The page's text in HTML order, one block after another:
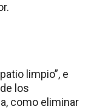
limpio”, e
los
como eliminar